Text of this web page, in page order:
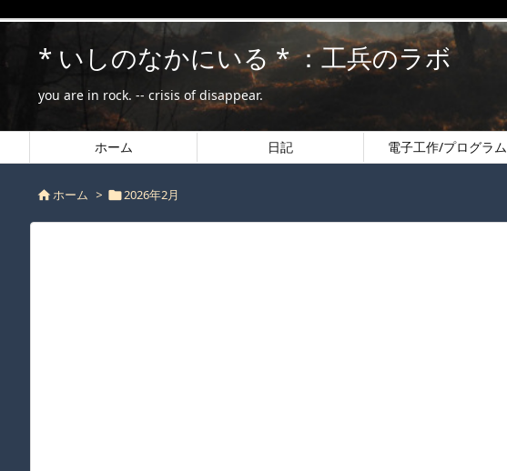
* いしのなかにいる * ：工兵のラボ
you are in rock. -- crisis of disappear.
ホーム 日記 電子工作/プログラム
ホーム > 2026年2月